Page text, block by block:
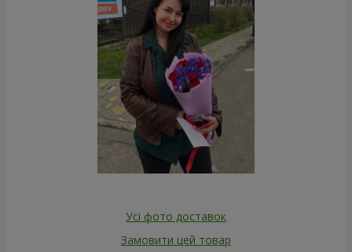
Усі фото доставок
Замовити цей товар